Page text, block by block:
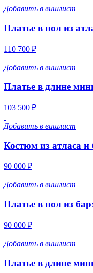
Добавить в вишлист
Платье в пол из
110 700 ₽
Добавить в вишлист
Платье в длине
103 500 ₽
Добавить в вишлист
Костюм из атласа и
90 000 ₽
Добавить в вишлист
Платье в пол из
90 000 ₽
Добавить в вишлист
Платье в длине